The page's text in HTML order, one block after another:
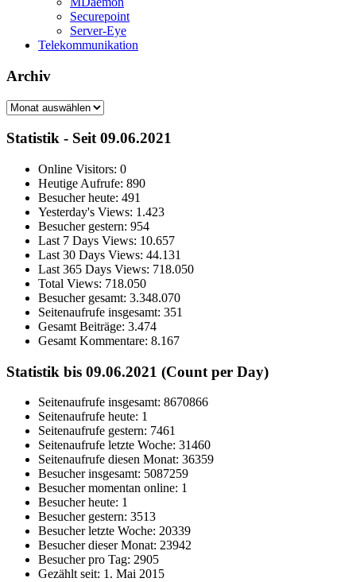
Securepoint
Server-Eye
Telekommunikation
Archiv
Archiv
Statistik - Seit 09.06.2021
Online Visitors: 0
Heutige Aufrufe: 890
Besucher heute: 491
Yesterday's Views: 1.423
Besucher gestern: 954
Last 7 Days Views: 10.657
Last 30 Days Views: 44.131
Last 365 Days Views: 718.050
Total Views: 718.050
Besucher gesamt: 3.348.070
Seitenaufrufe insgesamt: 351
Gesamt Beiträge: 3.474
Gesamt Kommentare: 8.167
Statistik bis 09.06.2021 (Count per Day)
Seitenaufrufe insgesamt: 8670866
Seitenaufrufe heute: 1
Seitenaufrufe gestern: 7461
Seitenaufrufe letzte Woche: 31460
Seitenaufrufe diesen Monat: 36359
Besucher insgesamt: 5087259
Besucher momentan online: 1
Besucher heute: 1
Besucher gestern: 3513
Besucher letzte Woche: 20339
Besucher dieser Monat: 23942
Besucher pro Tag: 2905
Gezählt seit: 1. Mai 2015